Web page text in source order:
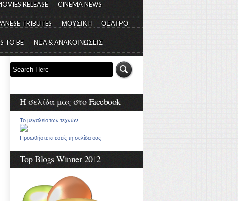
RELEASE CINEMA NEWS
TRIBUTES ΜΟΥΣΙΚΗ ΘΕΑΤΡΟ
TO BE ΝΕΑ & ΑΝΑΚΟΙΝΩΣΕΙΣ
Η σελίδα μας στο Facebook
Το μεγαλείο των τεχνών
Προωθήστε κι εσείς τη σελίδα σας
Top Blogs Winner 2012